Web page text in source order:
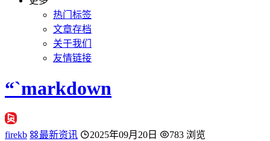
热门标签
文章存档
关于我们
友情链接
“`markdown
firekb 最新资讯 2025年09月20日
783 浏览